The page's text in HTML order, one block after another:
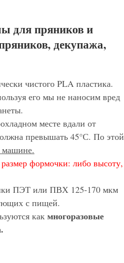
для пряников и
декупажа,
чистого PLA пластика.
его мы не наносим вред
месте вдали от
превышать 45°С. По этой
машине.
формочки: либо высоту,
ПЭТ или ПВХ 125-170 мкм
с пищей.
как многоразовые